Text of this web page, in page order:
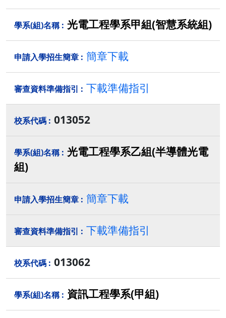
光電工程學系甲組(智慧系統組)
簡章下載
下載準備指引
013052
光電工程學系乙組(半導體光電
組)
簡章下載
下載準備指引
013062
資訊工程學系(甲組)